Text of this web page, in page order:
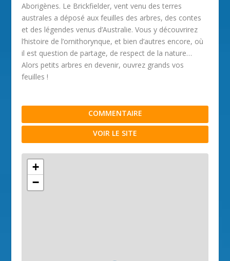
Aborigènes. Le Brickfielder, vent venu des terres
australes a déposé aux feuilles des arbres, des contes
et des légendes venus d’Australie. Vous y découvrirez
l’histoire de l’ornithorynque, et bien d’autres encore, où
il est question de partage, de respect de la nature…
Alors petits arbres en devenir, ouvrez grands vos
feuilles !
COMMENTAIRE
VOIR LE SITE
+
−